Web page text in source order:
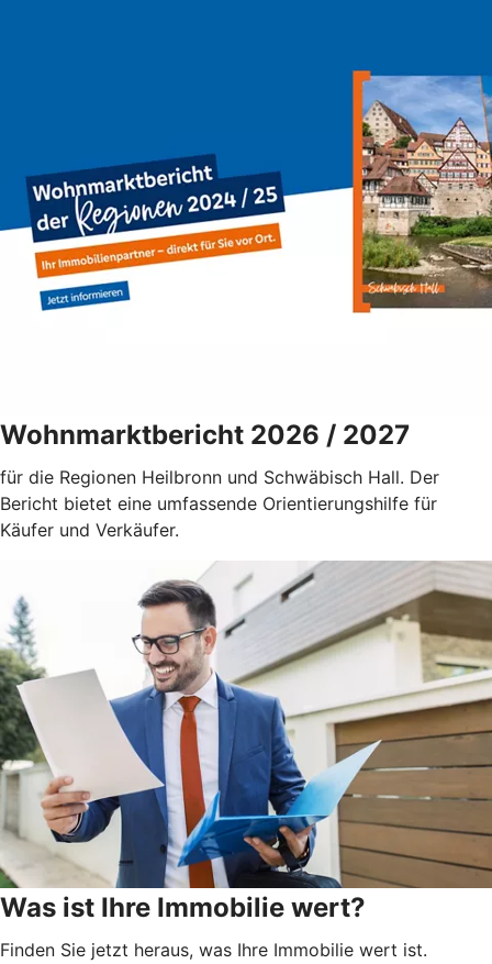
Wohnmarktbericht 2026 / 2027
für die Regionen Heilbronn und Schwäbisch Hall. Der
Bericht bietet eine umfassende Orientierungshilfe für
Käufer und Verkäufer.
Was ist Ihre Immobilie wert?
Finden Sie jetzt heraus, was Ihre Immobilie wert ist.